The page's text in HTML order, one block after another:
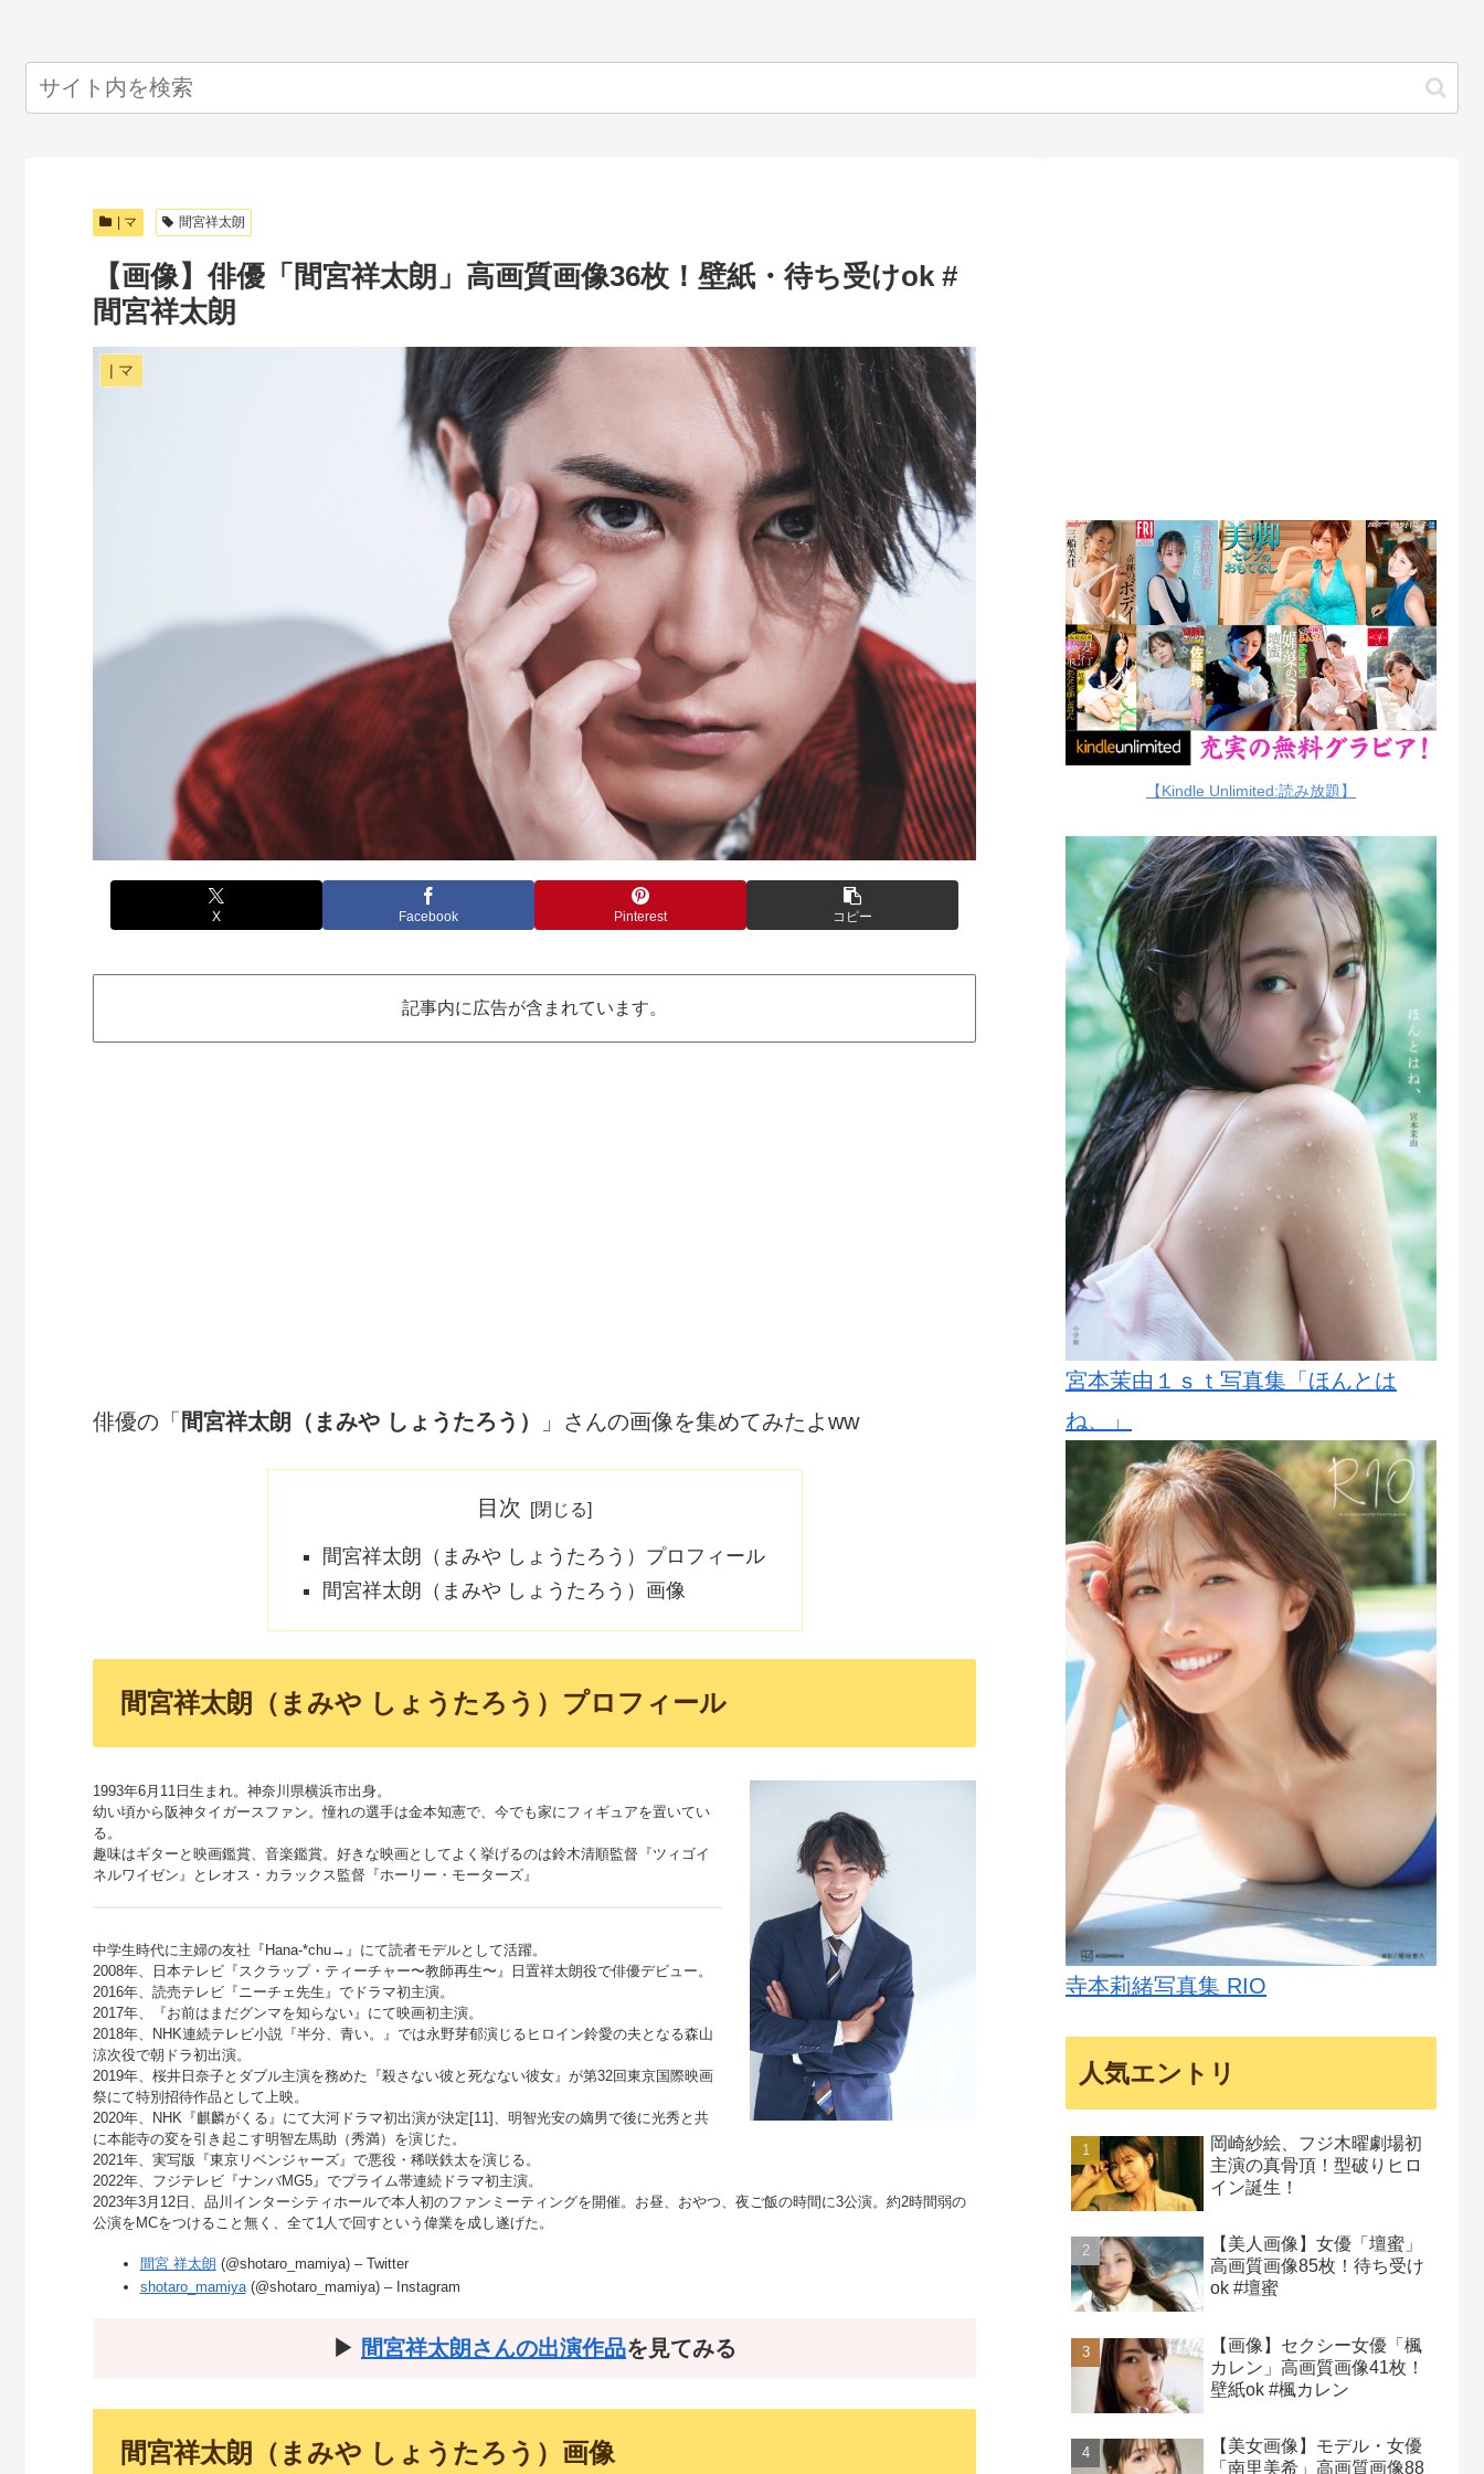
| マ 間宮祥太朗
【画像】俳優「間宮祥太朗」高画質画像36枚！壁紙・待ち受けok #
間宮祥太朗
| マ
X Facebook Pinterest コピー
記事内に広告が含まれています。
俳優の「 間宮祥太朗（まみや しょうたろう） 」さんの画像を集めてみたよww
目次
間宮祥太朗（まみや しょうたろう）プロフィール
間宮祥太朗（まみや しょうたろう）画像
間宮祥太朗（まみや しょうたろう）プロフィール
1993年6月11日生まれ。神奈川県横浜市出身。
幼い頃から阪神タイガースファン。憧れの選手は金本知憲で、今でも家にフィギュアを置いてい
る。
趣味はギターと映画鑑賞、音楽鑑賞。好きな映画としてよく挙げるのは鈴木清順監督『ツィゴイ
ネルワイゼン』とレオス・カラックス監督『ホーリー・モーターズ』
中学生時代に主婦の友社『Hana-*chu→』にて読者モデルとして活躍。
2008年、日本テレビ『スクラップ・ティーチャー〜教師再生〜』日置祥太朗役で俳優デビュー。
2016年、読売テレビ『ニーチェ先生』でドラマ初主演。
2017年、『お前はまだグンマを知らない』にて映画初主演。
2018年、NHK連続テレビ小説『半分、青い。』では永野芽郁演じるヒロイン鈴愛の夫となる森山
涼次役で朝ドラ初出演。
2019年、桜井日奈子とダブル主演を務めた『殺さない彼と死なない彼女』が第32回東京国際映画
祭にて特別招待作品として上映。
2020年、NHK『麒麟がくる』にて大河ドラマ初出演が決定[11]、明智光安の嫡男で後に光秀と共
に本能寺の変を引き起こす明智左馬助（秀満）を演じた。
2021年、実写版『東京リベンジャーズ』で悪役・稀咲鉄太を演じる。
2022年、フジテレビ『ナンバMG5』でプライム帯連続ドラマ初主演。
2023年3月12日、品川インターシティホールで本人初のファンミーティングを開催。お昼、おやつ、夜ご飯の時間に3公演。約2時間弱の
公演をMCをつけること無く、全て1人で回すという偉業を成し遂げた。
間宮 祥太朗 (@shotaro_mamiya) – Twitter
shotaro_mamiya(@shotaro_mamiya) – Instagram
▶︎ 間宮祥太朗さんの出演作品を見てみる
間宮祥太朗（まみや しょうたろう）画像
【Kindle Unlimited:読み放題】
宮本茉由１ｓｔ写真集「ほんとは
ね、」
寺本莉緒写真集 RIO
人気エントリ
岡崎紗絵、フジ木曜劇場初
主演の真骨頂！型破りヒロ
イン誕生！
【美人画像】女優「壇蜜」
高画質画像85枚！待ち受け
ok #壇蜜
【画像】セクシー女優「楓
カレン」高画質画像41枚！
壁紙ok #楓カレン
【美女画像】モデル・女優
「南里美希」高画質画像88